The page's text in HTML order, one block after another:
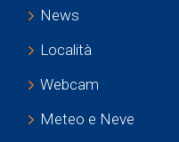
News
Località
Webcam
Meteo e Neve